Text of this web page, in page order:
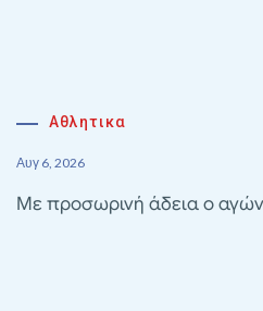
Αθλητικα
Αυγ 6, 2026
Με προσωρινή άδεια ο